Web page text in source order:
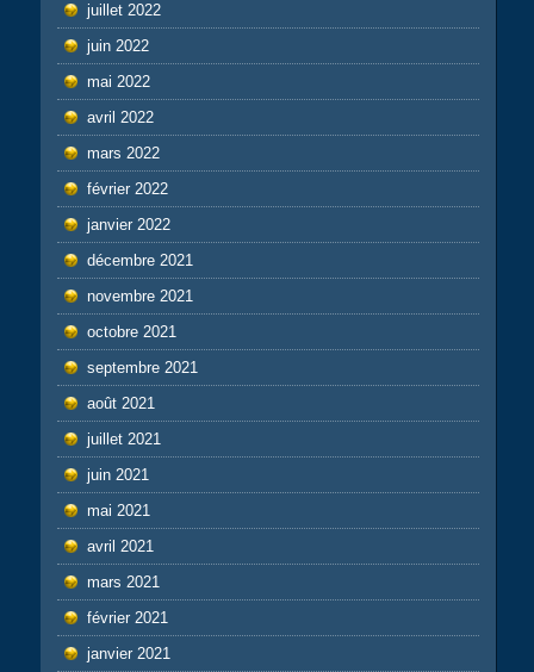
juillet 2022
juin 2022
mai 2022
avril 2022
mars 2022
février 2022
janvier 2022
décembre 2021
novembre 2021
octobre 2021
septembre 2021
août 2021
juillet 2021
juin 2021
mai 2021
avril 2021
mars 2021
février 2021
janvier 2021